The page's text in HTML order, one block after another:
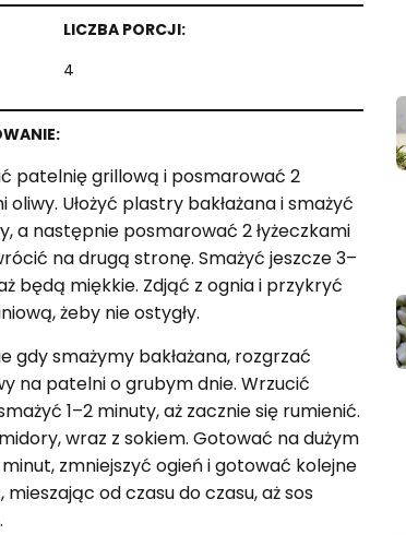
LICZBA PORCJI:
4
patelnię grillową i posmarować 2
oliwy. Ułożyć plastry bakłażana i smażyć
a następnie posmarować 2 łyżeczkami
na drugą stronę. Smażyć jeszcze 3–
będą miękkie. Zdjąć z ognia i przykryć
żeby nie ostygły.
gdy smażymy bakłażana, rozgrzać
na patelni o grubym dnie. Wrzucić
1–2 minuty, aż zacznie się rumienić.
wraz z sokiem. Gotować na dużym
zmniejszyć ogień i gotować kolejne
mieszając od czasu do czasu, aż sos